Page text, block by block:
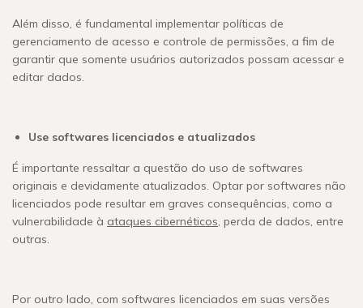
Além disso, é fundamental implementar políticas de
gerenciamento de acesso e controle de permissões, a fim de
garantir que somente usuários autorizados possam acessar e
editar dados.
Use softwares licenciados e atualizados
É importante ressaltar a questão do uso de softwares
originais e devidamente atualizados. Optar por softwares não
licenciados pode resultar em graves consequências, como a
vulnerabilidade à ataques cibernéticos, perda de dados, entre
outras.
Por outro lado, com softwares licenciados em suas versões